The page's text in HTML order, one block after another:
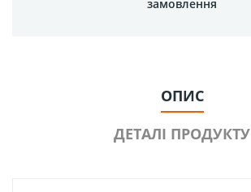
замовлення
ОПИС
ДЕТАЛІ ПРОДУКТУ